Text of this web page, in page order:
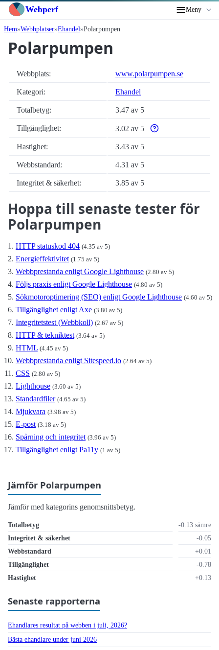
Webperf Meny
Hem Webbplatser Ehandel Polarpumpen
Polarpumpen
Webbplats: www.polarpumpen.se
Kategori: Ehandel
Totalbetyg: 3.47 av 5
Tillgänglighet: 3.02 av 5
Varför enbart
Hastighet:
3.43 av 5
Webbstandard: 4.31 av 5
Integritet & säkerhet: 3.85 av 5
Hoppa till senaste tester för
Polarpumpen
HTTP statuskod 404 (4.35 av 5)
Energieffektivitet (1.75 av 5)
Webbprestanda enligt Google Lighthouse (2.80 av 5)
Följs praxis enligt Google Lighthouse (4.80 av 5)
Sökmotoroptimering (SEO) enligt Google Lighthouse (4.60 av 5)
Tillgänglighet enligt Axe (3.80 av 5)
Integritetstest (Webbkoll) (2.67 av 5)
HTTP & tekniktest (3.64 av 5)
HTML (4.45 av 5)
Webbprestanda enligt Sitespeed.io (2.64 av 5)
CSS (2.80 av 5)
Lighthouse (3.60 av 5)
Standardfiler (4.65 av 5)
Mjukvara (3.98 av 5)
E-post (3.18 av 5)
Spårning och integritet (3.96 av 5)
Tillgänglighet enligt Pa11y (1 av 5)
Jämför Polarpumpen
Jämför med kategorins genomsnittsbetyg.
Totalbetyg
-0.13 sämre
Integritet & säkerhet
-0.05
Webbstandard
+0.01
Tillgänglighet
-0.78
Hastighet
+0.13
Senaste rapporterna
Ehandlares resultat på webben i juli, 2026?
Bästa ehandlare under juni 2026